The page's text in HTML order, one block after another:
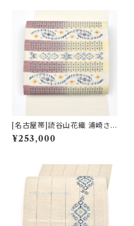
[名古屋帯]読谷山花織 浦崎さや
か 作 経済産業大臣指定 手織り
草木染め 九寸帯 正絹 日本製
¥253,000